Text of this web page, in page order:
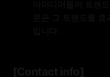
아이디어들이 트렌
문은 그 트렌드를 효
입니다.
[Contact info]